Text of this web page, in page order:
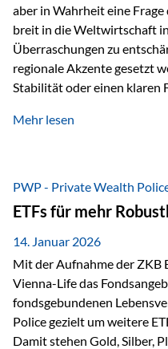
aber in Wahrheit eine
breit in die Weltwirtschaft
Überraschungen zu
regionale Akzente gesetzt
Stabilität oder einen klaren
Wealth Police der Vienna-
Risikostreuung,
Die Philosophiefrage: breit
bedeutet: Das Portfolio
breit ab, ohne die…
Mehr lesen
PWP - Private Wealth
ETFs für mehr
14. Januar 2026
Mit der Aufnahme der ZKB
Vienna-Life das
fondsgebundenen
Police gezielt um weitere
Damit stehen Gold, Silber,